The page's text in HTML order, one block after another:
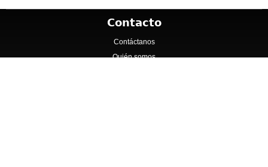
Contacto
Contáctanos
Quién somos